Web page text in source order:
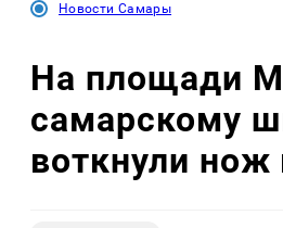
Новости Самары
На площади
самарскому
воткнули нож